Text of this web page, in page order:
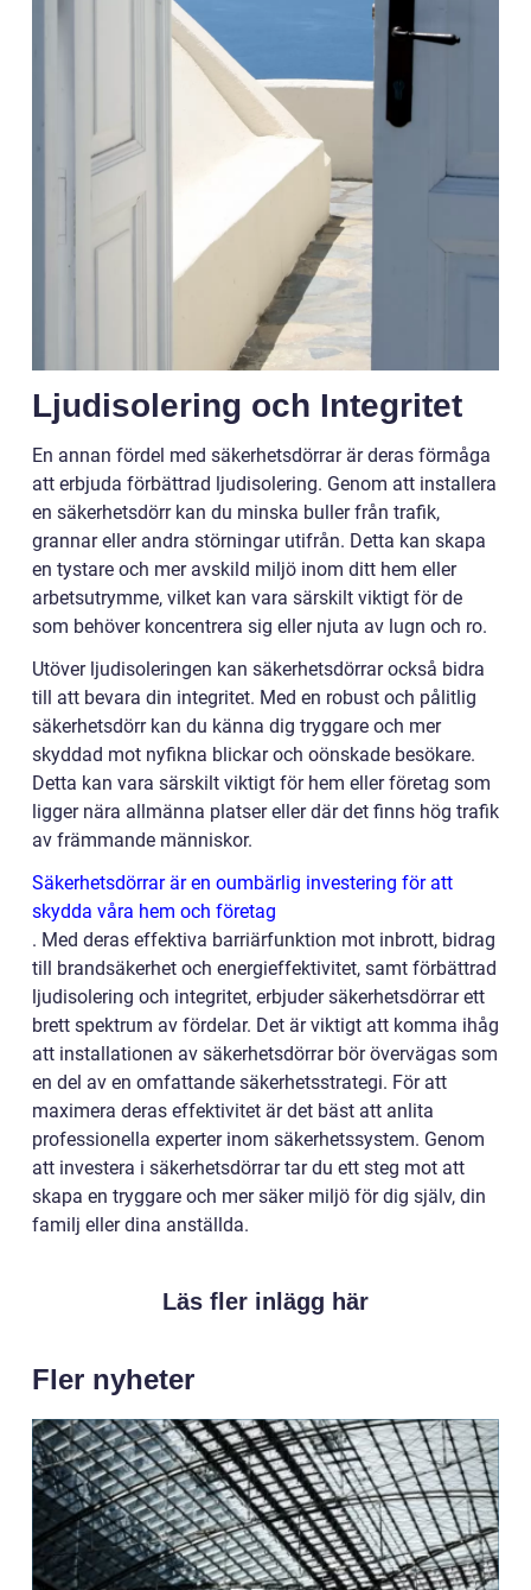
Ljudisolering och Integritet
En annan fördel med säkerhetsdörrar är deras förmåga
att erbjuda förbättrad ljudisolering. Genom att installera
en säkerhetsdörr kan du minska buller från trafik,
grannar eller andra störningar utifrån. Detta kan skapa
en tystare och mer avskild miljö inom ditt hem eller
arbetsutrymme, vilket kan vara särskilt viktigt för de
som behöver koncentrera sig eller njuta av lugn och ro.
Utöver ljudisoleringen kan säkerhetsdörrar också bidra
till att bevara din integritet. Med en robust och pålitlig
säkerhetsdörr kan du känna dig tryggare och mer
skyddad mot nyfikna blickar och oönskade besökare.
Detta kan vara särskilt viktigt för hem eller företag som
ligger nära allmänna platser eller där det finns hög trafik
av främmande människor.
Säkerhetsdörrar är en oumbärlig investering för att
skydda våra hem och företag
. Med deras effektiva barriärfunktion mot inbrott, bidrag
till brandsäkerhet och energieffektivitet, samt förbättrad
ljudisolering och integritet, erbjuder säkerhetsdörrar ett
brett spektrum av fördelar. Det är viktigt att komma ihåg
att installationen av säkerhetsdörrar bör övervägas som
en del av en omfattande säkerhetsstrategi. För att
maximera deras effektivitet är det bäst att anlita
professionella experter inom säkerhetssystem. Genom
att investera i säkerhetsdörrar tar du ett steg mot att
skapa en tryggare och mer säker miljö för dig själv, din
familj eller dina anställda.
Läs fler inlägg här
Fler nyheter